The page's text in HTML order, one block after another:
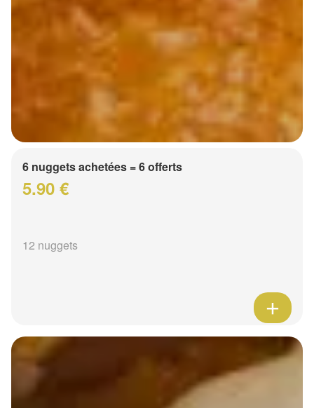
6 nuggets achetées = 6 offerts
5.90 €
12 nuggets